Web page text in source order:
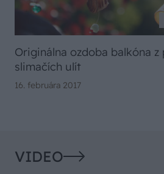
Originálna ozdoba balkóna z
slimačích ulít
16. februára 2017
VIDEO